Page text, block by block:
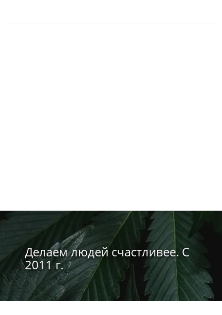
Делаем людей счастливее. С
2011 г.